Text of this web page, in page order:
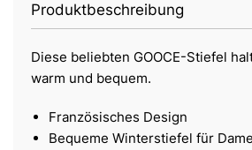
Produktbeschreibung
Diese beliebten GOOCE-Stiefel
warm und bequem.
Französisches Design
Bequeme Winterstiefel für